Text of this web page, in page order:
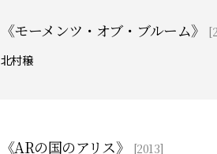
《モーメンツ・オブ・ブルーム》
北村穣
《ARの国のアリス》 [2013]